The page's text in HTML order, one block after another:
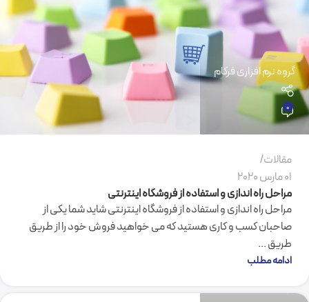
گروه نرم افزاری فرکام
0
مقالات
01 مارس 2020
مراحل راه اندازی و استفاده از فروشگاه اینترنتی
مراحل راه اندازی و استفاده از فروشگاه اینترنتی شاید شما یکی از
صاحبان کسب و کاری هستید که می خواهید فروش خود را از طریق
طریق ...
ادامه مطلب
گروه نرم افزاری فرکام